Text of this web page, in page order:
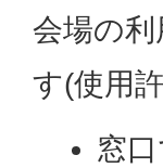
会場の
す(使用
窓